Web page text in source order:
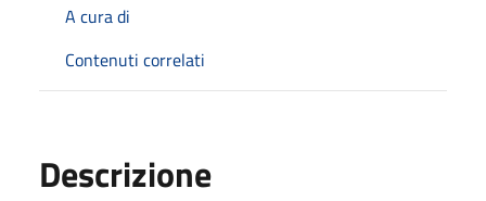
A cura di
Contenuti correlati
Descrizione